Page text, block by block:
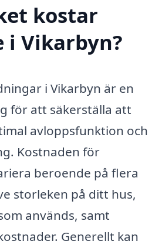
kostar
i Vikarbyn?
i Vikarbyn är en
för att säkerställa att
avloppsfunktion och
Kostnaden för
beroende på flera
storleken på ditt hus,
används, samt
Generellt kan